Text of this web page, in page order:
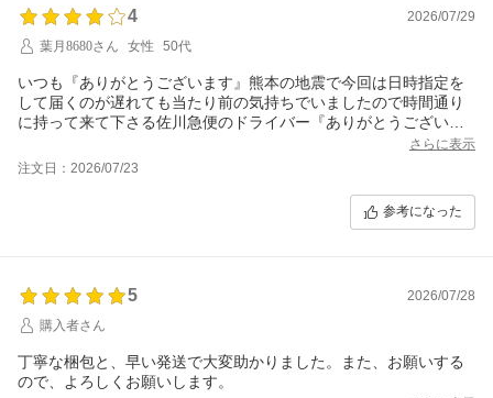
4
2026/07/29
葉月8680さん
女性 50代
いつも『ありがとうございます』熊本の地震で今回は日時指定を
して届くのが遅れても当たり前の気持ちでいましたので時間通り
に持って来て下さる佐川急便のドライバー『ありがとうございま
さらに表示
注文日：2026/07/23
参考になった
5
2026/07/28
購入者さん
丁寧な梱包と、早い発送で大変助かりました。また、お願いする
ので、よろしくお願いします。